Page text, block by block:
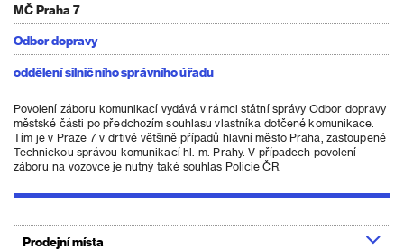
MČ Praha 7
Odbor dopravy
oddělení silničního správního úřadu
Povolení záboru komunikací vydává v rámci státní správy Odbor dopravy
městské části po předchozím souhlasu vlastníka dotčené komunikace.
Tím je v Praze 7 v drtivé většině případů hlavní město Praha, zastoupené
Technickou správou komunikací hl. m. Prahy. V případech povolení
záboru na vozovce je nutný také souhlas Policie ČR.
Prodejní místa